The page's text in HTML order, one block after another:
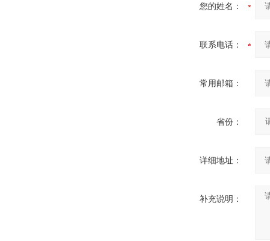
您的姓名：
联系电话：
常用邮箱：
省份：
详细地址：
补充说明：